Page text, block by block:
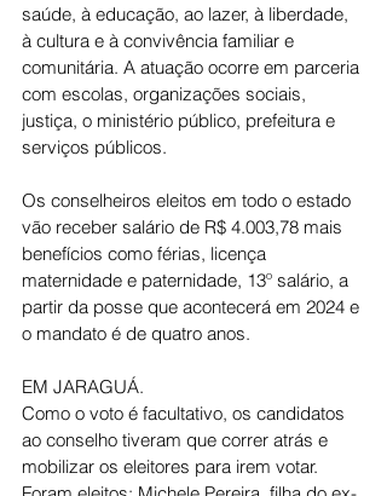
saúde, à educação, ao lazer, à liberdade,
à cultura e à convivência familiar e
comunitária. A atuação ocorre em parceria
com escolas, organizações sociais,
justiça, o ministério público, prefeitura e
serviços públicos.
Os conselheiros eleitos em todo o estado
vão receber salário de R$ 4.003,78 mais
benefícios como férias, licença
maternidade e paternidade, 13º salário, a
partir da posse que acontecerá em 2024 e
o mandato é de quatro anos.
EM JARAGUÁ.
Como o voto é facultativo, os candidatos
ao conselho tiveram que correr atrás e
mobilizar os eleitores para irem votar.